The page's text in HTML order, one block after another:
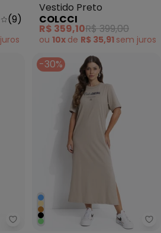
(9)
juros
Vestido Preto
COLCCI
R$ 359,10R$ 399,00
ou 10x de R$ 35,91 sem juros
Colcci - Vestido Canelado Rosa
-30%